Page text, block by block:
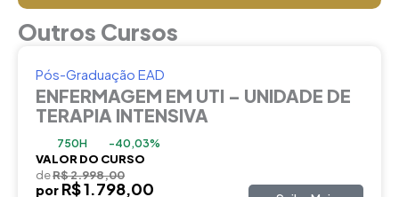
Outros Cursos
Pós-Graduação EAD
ENFERMAGEM EM UTI – UNIDADE DE
TERAPIA INTENSIVA
750H -40,03%
VALOR DO CURSO
deR$ 2.998,00
por R$ 1.798,00